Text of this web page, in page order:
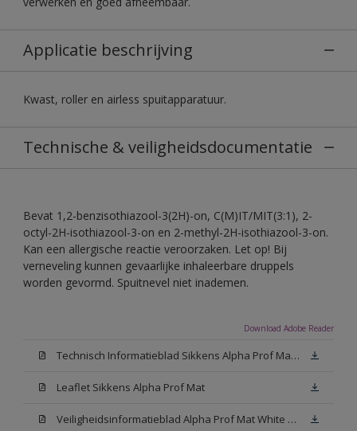
Applicatie beschrijving
Kwast, roller en airless spuitapparatuur.
Technische & veiligheidsdocumentatie
Bevat 1,2-benzisothiazool-3(2H)-on, C(M)IT/MIT(3:1), 2-
octyl-2H-isothiazool-3-on en 2-methyl-2H-isothiazool-3-on.
Kan een allergische reactie veroorzaken. Let op! Bij
verneveling kunnen gevaarlijke inhaleerbare druppels
worden gevormd. Spuitnevel niet inademen.
Download Adobe Reader
Technisch Informatieblad Sikkens Alpha Prof Mat(PDF)
Leaflet Sikkens Alpha Prof Mat
Veiligheidsinformatieblad Alpha Prof Mat White W05 (MSDS)